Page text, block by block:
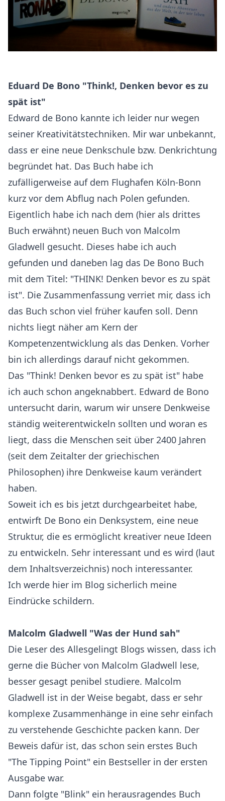
Eduard De Bono "Think!, Denken bevor es zu
spät ist"
Edward de Bono kannte ich leider nur wegen
seiner Kreativitätstechniken. Mir war unbekannt,
dass er eine neue Denkschule bzw. Denkrichtung
begründet hat. Das Buch habe ich
zufälligerweise auf dem Flughafen Köln-Bonn
kurz vor dem Abflug nach Polen gefunden.
Eigentlich habe ich nach dem (hier als drittes
Buch erwähnt) neuen Buch von Malcolm
Gladwell gesucht. Dieses habe ich auch
gefunden und daneben lag das De Bono Buch
mit dem Titel: "THINK! Denken bevor es zu spät
ist". Die Zusammenfassung verriet mir, dass ich
das Buch schon viel früher kaufen soll. Denn
nichts liegt näher am Kern der
Kompetenzentwicklung als das Denken. Vorher
bin ich allerdings darauf nicht gekommen.
Das "Think! Denken bevor es zu spät ist" habe
ich auch schon angeknabbert. Edward de Bono
untersucht darin, warum wir unsere Denkweise
ständig weiterentwickeln sollten und woran es
liegt, dass die Menschen seit über 2400 Jahren
(seit dem Zeitalter der griechischen
Philosophen) ihre Denkweise kaum verändert
haben.
Soweit ich es bis jetzt durchgearbeitet habe,
entwirft De Bono ein Denksystem, eine neue
Struktur, die es ermöglicht kreativer neue Ideen
zu entwickeln. Sehr interessant und es wird (laut
dem Inhaltsverzeichnis) noch interessanter.
Ich werde hier im Blog sicherlich meine
Eindrücke schildern.
Malcolm Gladwell "Was der Hund sah"
Die Leser des Allesgelingt Blogs wissen, dass ich
gerne die Bücher von Malcolm Gladwell lese,
besser gesagt penibel studiere. Malcolm
Gladwell ist in der Weise begabt, dass er sehr
komplexe Zusammenhänge in eine sehr einfach
zu verstehende Geschichte packen kann. Der
Beweis dafür ist, das schon sein erstes Buch
"The Tipping Point" ein Bestseller in der ersten
Ausgabe war.
Dann folgte "Blink" ein herausragendes Buch